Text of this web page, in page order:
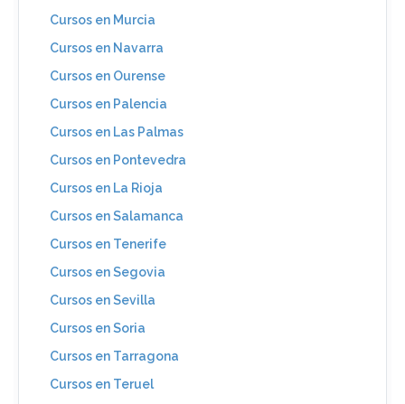
Cursos en Murcia
Cursos en Navarra
Cursos en Ourense
Cursos en Palencia
Cursos en Las Palmas
Cursos en Pontevedra
Cursos en La Rioja
Cursos en Salamanca
Cursos en Tenerife
Cursos en Segovia
Cursos en Sevilla
Cursos en Soria
Cursos en Tarragona
Cursos en Teruel